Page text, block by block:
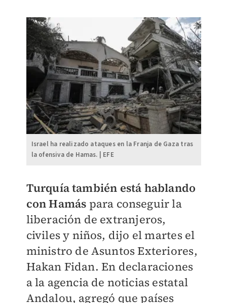
Israel ha realizado ataques en la Franja de Gaza tras
la ofensiva de Hamas. | EFE
Turquía también está hablando
con Hamás para conseguir la
liberación de extranjeros,
civiles y niños, dijo el martes el
ministro de Asuntos Exteriores,
Hakan Fidan. En declaraciones
a la agencia de noticias estatal
Andalou, agregó que países